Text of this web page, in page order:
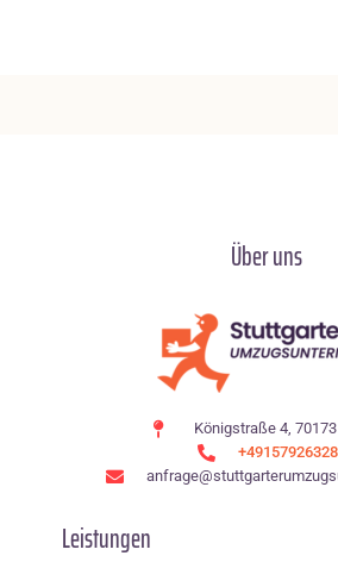
Über uns
Königstraße 4,
Leistungen